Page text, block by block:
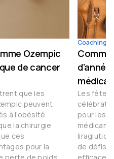
Ozempic
de cancer
que les
peuvent
à l'obésité
la chirurgie
ces
pour la
Coaching
Les fêtes
pour les
de défis.